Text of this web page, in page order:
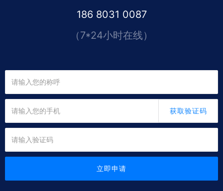
186 8031 0087
（7*24小时在线）
获取验证码
立即申请